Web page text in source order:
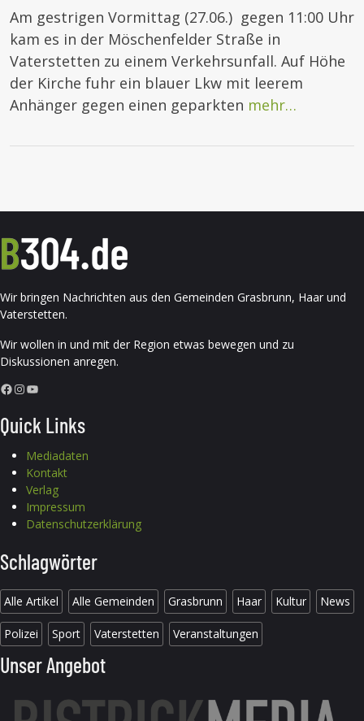
Am gestrigen Vormittag (27.06.) gegen 11:00 Uhr
kam es in der Möschenfelder Straße in
Vaterstetten zu einem Verkehrsunfall. Auf Höhe
der Kirche fuhr ein blauer Lkw mit leerem
Anhänger gegen einen geparkten mehr…
Wir bringen Nachrichten aus den Gemeinden Grasbrunn, Haar und
Vaterstetten.
Wir wollen in und mit der Region etwas bewegen und zu
Diskussionen anregen.
Facebook InstagramYouTube
Quick Links
Mediadaten
Kontakt
Verlag
Impressum
Datenschutzerklärung
Schlagwörter
Alle Artikel Alle Gemeinden Grasbrunn Haar Kultur News
Polizei Sport Vaterstetten Veranstaltungen
Unser Angebot